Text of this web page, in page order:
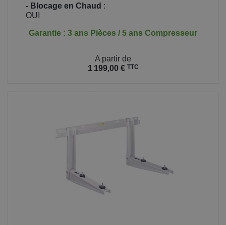
- Blocage en Chaud :
OUI
Garantie : 3 ans Pièces / 5 ans Compresseur
A partir de
1 199,00 € TTC